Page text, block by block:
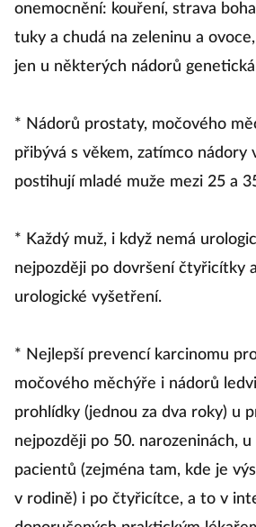
onemocnění: kouření, strava
tuky a chudá na zeleninu a
jen u některých nádorů
* Nádorů prostaty, močového
přibývá s věkem, zatímco nádory
postihují mladé muže mezi 25 a
* Každý muž, i když nemá
nejpozději po dovršení čtyřicítky
urologické vyšetření.
* Nejlepší prevencí karcinomu
močového měchýře i nádorů
prohlídky (jednou za dva roky) u
nejpozději po 50. narozeninách, u
pacientů (zejména tam, kde je
v rodině) i po čtyřicítce, a to v